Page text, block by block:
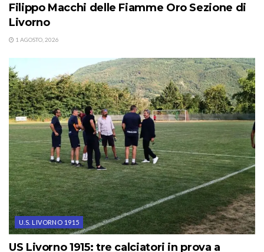
Filippo Macchi delle Fiamme Oro Sezione di
Livorno
1 AGOSTO, 2026
U.S. LIVORNO 1915
US Livorno 1915: tre calciatori in prova a